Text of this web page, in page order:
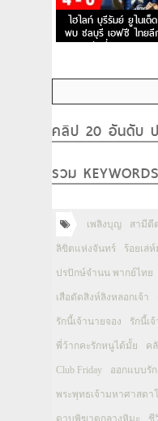
ไฮไลท์ บุรีรัมย์ ยูไนเต็ด
พบ ชลบุรี เอฟซี ไทยลี
2020 วันที่ 22-02-
คลิป 20 อันดับ
รวม
เพลิงบุญ สามีตี
ลิขิตแห่งจันทร์ ร้อยเล่
ปรปักษ์จำนน พากย์ไทย
เสือตัดสิงห์ลิงหลอกเจ้า
รักนี้เจ้านายจอง รักนี้เ
พี่ว้ากคะรักหนูได้มั้ย ค
Club Friday ออกแบบรั
พระพุทธเจ้ามหาศาสดา
ดาบพิฆาตกลางหิมะ ชี